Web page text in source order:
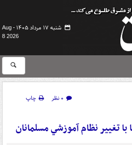
شنبه ۱۷ مرداد ۱۴۰۵ -
Aug
8 2026
۰ نظر
چاپ
با تغيير نظام آموزشي مسلمانان